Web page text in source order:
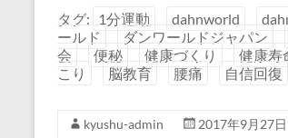
ルチブレインヨガ
20周年感謝キャ
ンペーン 生活の
中でできる運動習
慣を身につけよ
タグ: 1分運動 dahnworld
ールド
ダンワールドジャパン
会
便秘 健康づくり 健康寿
こり
脳教育 腰痛 自信回復
kyushu-admin 2017年9月27日